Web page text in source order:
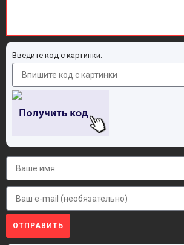
Введите код с картинки:
ОТПРАВИТЬ